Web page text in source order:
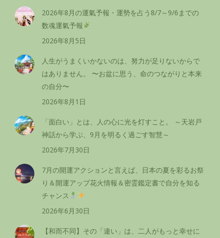
2026年8月の運氣予報・運勢を占う8/7～9/6までの
数魂運氣予報
2026年8月5日
人生がうまくいかないのは、努力が足りないからで
はありません。 〜お盆に思う、命のつながりと本来
の自分〜
2026年8月1日
「面白い」とは、人の心に光を灯すこと。 ～天岩戸
神話から学ぶ、9月を明るく過ごす智慧～
2026年7月30日
7月の開運アクションと言えば、日本の夏を彩るお祭
り＆開運アップ花火情報＆密霊鑑定書で自分を知る
チャンス
2026年6月30日
【和而不同】その「違い」は、二人がもっと幸せに